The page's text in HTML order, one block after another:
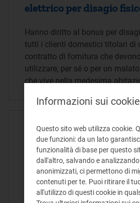
elettrico per disagio
Hanno diritto al bonus per
tutti i clienti domestici titolari di
contratto di fornitura che devono
utilizzare, per sé o per un
che vive nella medesima
CONTENUTO - 06/12/2023
A chi non può essere mai
sospesa la fornitura?
La fornitura non può mai
nemmeno per morosità, ai
Informazioni sui
Questo sito web utilizza cookie.
due funzioni: da un lato
funzionalità di base per questo
dall'altro, salvando e
anonimizzati, ci permettono di
contenuti per te. Puoi ritirare il
all'utilizzo di questi cookie in